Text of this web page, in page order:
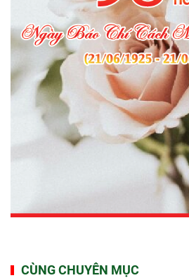
CÙNG CHUYÊN MỤC